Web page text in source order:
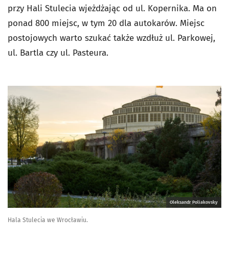
przy Hali Stulecia wjeżdżając od ul. Kopernika. Ma on
ponad 800 miejsc, w tym 20 dla autokarów. Miejsc
postojowych warto szukać także wzdłuż ul. Parkowej,
ul. Bartla czy ul. Pasteura.
Oleksandr Poliakovsky
Hala Stulecia we Wrocławiu.